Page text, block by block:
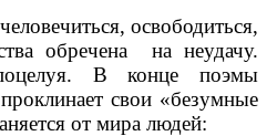
освободиться,
обречена на неудачу.
поцелуя. В конце поэмы
свои «безумные
от мира людей: